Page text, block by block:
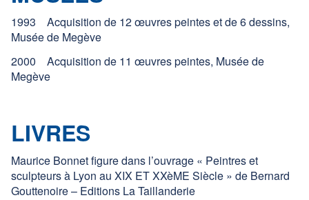
1993 Acquisition de 12 œuvres peintes et de 6 dessins,
Musée de Megève
2000 Acquisition de 11 œuvres peintes, Musée de
Megève
LIVRES
Maurice Bonnet figure dans l’ouvrage « Peintres et
sculpteurs à Lyon au XIX ET XXèME Siècle » de Bernard
Gouttenoire – Editions La Taillanderie